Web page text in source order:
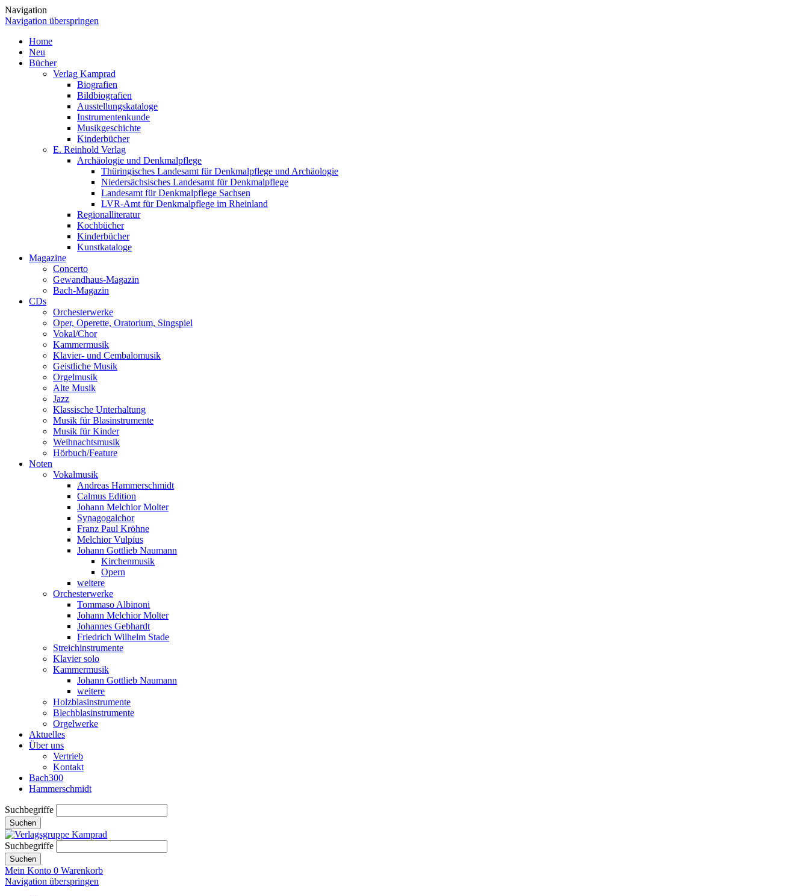
Navigation
Navigation überspringen
Home
Neu
Bücher
Verlag Kamprad
Biografien
Bildbiografien
Ausstellungskataloge
Instrumentenkunde
Musikgeschichte
Kinderbücher
E. Reinhold Verlag
Archäologie und Denkmalpflege
Thüringisches Landesamt für Denkmalpflege und Archäologie
Niedersächsisches Landesamt für Denkmalpflege
Landesamt für Denkmalpflege Sachsen
LVR-Amt für Denkmalpflege im Rheinland
Regionalliteratur
Kochbücher
Kinderbücher
Kunstkataloge
Magazine
Concerto
Gewandhaus-Magazin
Bach-Magazin
CDs
Orchesterwerke
Oper, Operette, Oratorium, Singspiel
Vokal/Chor
Kammermusik
Klavier- und Cembalomusik
Geistliche Musik
Orgelmusik
Alte Musik
Jazz
Klassische Unterhaltung
Musik für Blasinstrumente
Musik für Kinder
Weihnachtsmusik
Hörbuch/Feature
Noten
Vokalmusik
Andreas Hammerschmidt
Calmus Edition
Johann Melchior Molter
Synagogalchor
Franz Paul Kröhne
Melchior Vulpius
Johann Gottlieb Naumann
Kirchenmusik
Opern
weitere
Orchesterwerke
Tommaso Albinoni
Johann Melchior Molter
Johannes Gebhardt
Friedrich Wilhelm Stade
Streichinstrumente
Klavier solo
Kammermusik
Johann Gottlieb Naumann
weitere
Holzblasinstrumente
Blechblasinstrumente
Orgelwerke
Aktuelles
Über uns
Vertrieb
Kontakt
Bach300
Hammerschmidt
Suchbegriffe
Suchen
Suchbegriffe
Suchen
Mein Konto 0 Warenkorb
Navigation überspringen